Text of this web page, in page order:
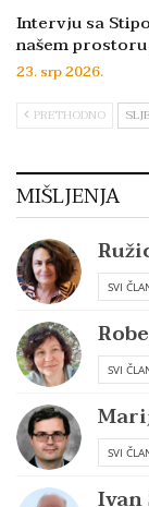
Intervju sa
našem
23. srp 2026.
PRETHODNO
MIŠLJENJA
SVI
SVI
SVI
Ivan